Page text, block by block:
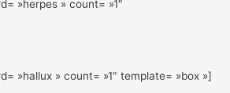
»herpes » count= »1″
»hallux » count= »1″ template= »box »]